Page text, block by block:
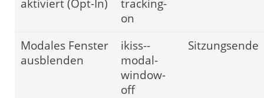
aktiviert (Opt-In)
tracking-
on
Modales Fenster
ausblenden
ikiss--
modal-
window-
off
Sitzungsende